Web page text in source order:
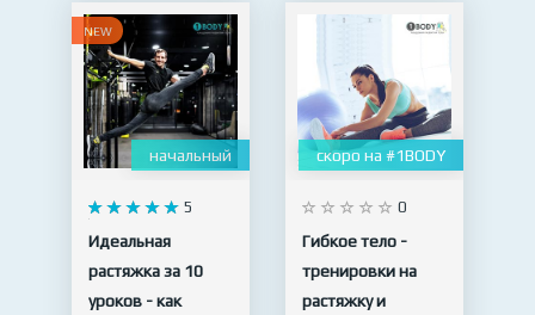
NEW
начальный
5
Идеальная
растяжка за 10
уроков - как
скоро на #1BODY
0
Гибкое тело -
тренировки на
растяжку и